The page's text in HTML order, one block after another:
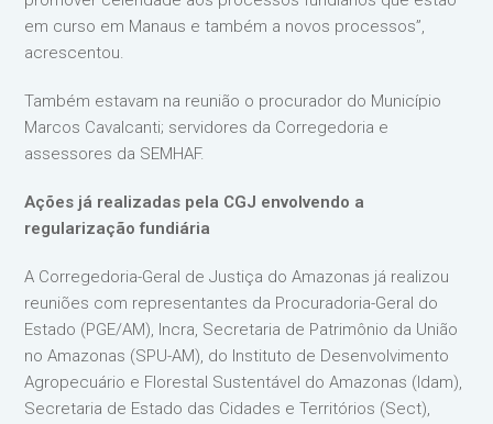
em curso em Manaus e também a novos processos”,
acrescentou.
Também estavam na reunião o procurador do Município
Marcos Cavalcanti; servidores da Corregedoria e
assessores da SEMHAF.
Ações já realizadas pela CGJ envolvendo a
regularização fundiária
A Corregedoria-Geral de Justiça do Amazonas já realizou
reuniões com representantes da Procuradoria-Geral do
Estado (PGE/AM), Incra, Secretaria de Patrimônio da União
no Amazonas (SPU-AM), do Instituto de Desenvolvimento
Agropecuário e Florestal Sustentável do Amazonas (Idam),
Secretaria de Estado das Cidades e Territórios (Sect),